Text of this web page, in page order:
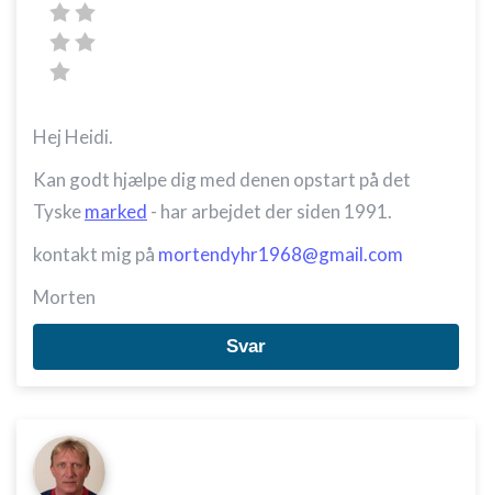
Hej Heidi.
Kan godt hjælpe dig med denen opstart på det
Tyskemarked - har arbejdet der siden 1991.
kontakt mig på mortendyhr1968@gmail.com
Morten
Svar